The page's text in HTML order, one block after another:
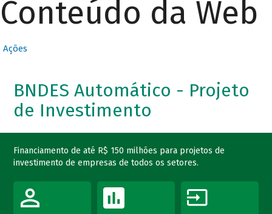
Conteúdo da Web
Ações
BNDES Automático - Projeto
de Investimento
Financiamento de até R$ 150 milhões para projetos de
investimento de empresas de todos os setores.